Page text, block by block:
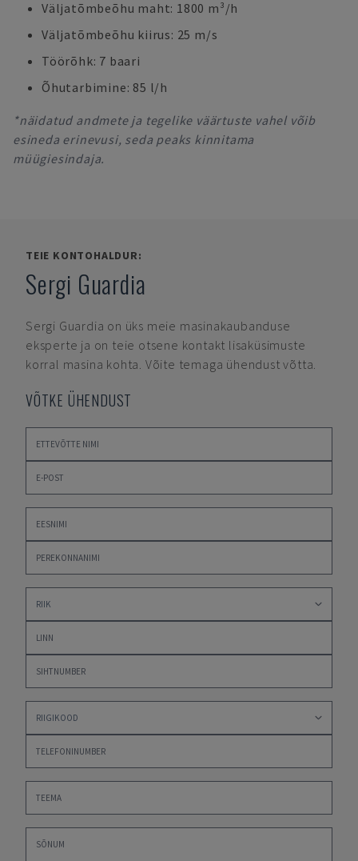
Väljatõmbeõhu maht: 1800 m³/h
Väljatõmbeõhu kiirus: 25 m/s
Töörõhk: 7 baari
Õhutarbimine: 85 l/h
*näidatud andmete ja tegelike väärtuste vahel võib
esineda erinevusi, seda peaks kinnitama
müügiesindaja.
TEIE KONTOHALDUR:
Sergi Guardia
Sergi Guardia on üks meie masinakaubanduse
eksperte ja on teie otsene kontakt lisaküsimuste
korral masina kohta. Võite temaga ühendust võtta.
VÕTKE ÜHENDUST